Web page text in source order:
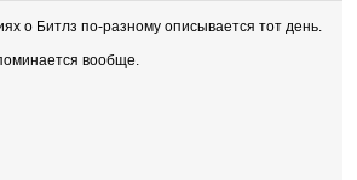
о Битлз по-разному описывается тот день.
вообще.